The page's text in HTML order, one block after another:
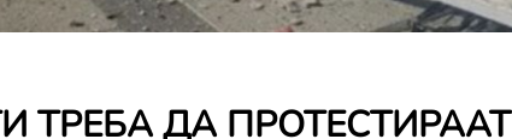
ТРЕБА ДА ПРОТЕСТИРААТ